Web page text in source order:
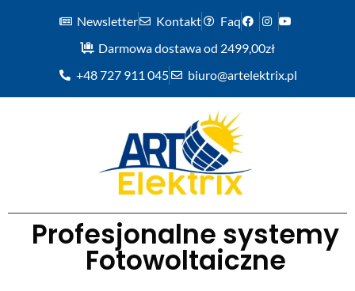
Newsletter Kontakt
Faq
Darmowa dostawa od 2499,00zł
+48 727 911 045
biuro@artelektrix.pl
Profesjonalne systemy
Fotowoltaiczne